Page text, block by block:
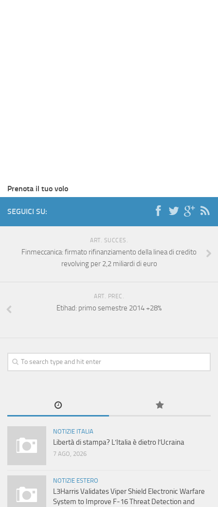
Prenota il tuo volo
SEGUICI SU:
ART. SUCCES.
Finmeccanica: firmato rifinanziamento della linea di credito
revolving per 2,2 miliardi di euro
ART. PREC.
Etihad: primo semestre 2014 +28%
NOTIZIE ITALIA
Libertà di stampa? L’Italia è dietro l’Ucraina
7 AGO, 2026
NOTIZIE ESTERO
L3Harris Validates Viper Shield Electronic Warfare
System to Improve F-16 Threat Detection and